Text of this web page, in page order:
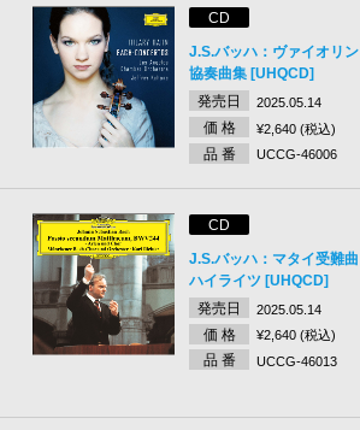
CD
J.S.バッハ：ヴァイオリン
協奏曲集 [UHQCD]
発売日
2025.05.14
価 格 ¥2,640 (税込)
品 番 UCCG-46006
CD
J.S.バッハ：マタイ受難曲
ハイライツ [UHQCD]
発売日
2025.05.14
価 格 ¥2,640 (税込)
品 番 UCCG-46013